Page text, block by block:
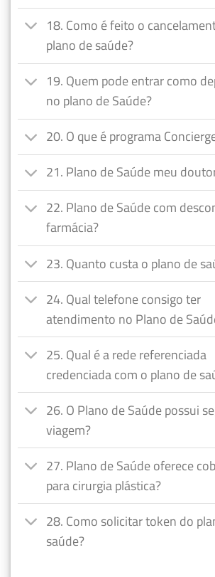
18. Como é feito o
plano de saúde?
19. Quem pode entrar como
no plano de Saúde?
20. O que é programa
21. Plano de Saúde meu
22. Plano de Saúde com
farmácia?
23. Quanto custa o plano de
24. Qual telefone consigo ter
atendimento no Plano de
25. Qual é a rede referenciada
credenciada com o plano de
26. O Plano de Saúde possui
viagem?
27. Plano de Saúde oferece
para cirurgia plástica?
28. Como solicitar token do
saúde?